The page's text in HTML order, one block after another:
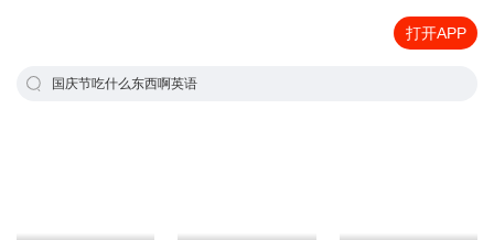
打开APP
国庆节吃什么东西啊英语